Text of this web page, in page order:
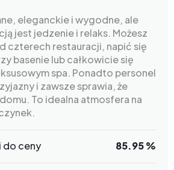
eleganckie i wygodne, ale
jest jedzenie i relaks. Możesz
czterech restauracji, napić się
basenie lub całkowicie się
spa. Ponadto personel
i zawsze sprawia, że
To idealna atmosfera na
do ceny 85.95 %